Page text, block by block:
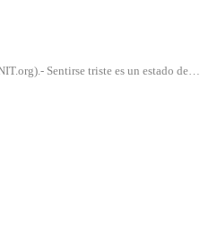
Sentirse triste es un estado de…